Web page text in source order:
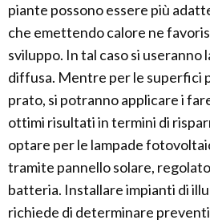
piante possono essere più
che emettendo calore ne
sviluppo. In tal caso si useranno
diffusa. Mentre per le superfici
prato, si potranno applicare i
ottimi risultati in termini di
optare per le lampade
tramite pannello solare,
batteria. Installare impianti di
richiede di determinare